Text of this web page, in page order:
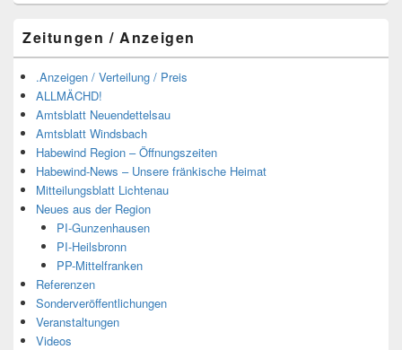
Zeitungen / Anzeigen
.Anzeigen / Verteilung / Preis
ALLMÄCHD!
Amtsblatt Neuendettelsau
Amtsblatt Windsbach
Habewind Region – Öffnungszeiten
Habewind-News – Unsere fränkische Heimat
Mitteilungsblatt Lichtenau
Neues aus der Region
PI-Gunzenhausen
PI-Heilsbronn
PP-Mittelfranken
Referenzen
Sonderveröffentlichungen
Veranstaltungen
Videos